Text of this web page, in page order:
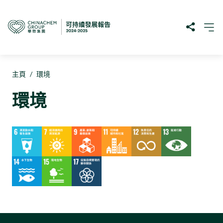
主頁 / 環境
環境